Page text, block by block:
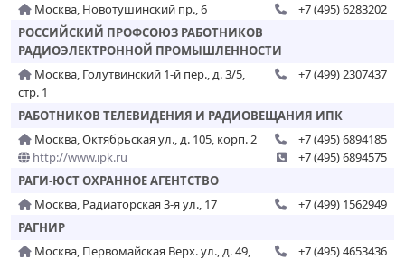
Москва, Новотушинский пр., 6
+7 (495) 6283202
РОССИЙСКИЙ ПРОФСОЮЗ РАБОТНИКОВ
РАДИОЭЛЕКТРОННОЙ ПРОМЫШЛЕННОСТИ
Москва, Голутвинский 1-й пер., д. 3/5,
стр. 1
+7 (499) 2307437
РАБОТНИКОВ ТЕЛЕВИДЕНИЯ И РАДИОВЕЩАНИЯ ИПК
Москва, Октябрьская ул., д. 105, корп. 2
http://www.ipk.ru
+7 (495) 6894185
+7 (495) 6894575
РАГИ-ЮСТ ОХРАННОЕ АГЕНТСТВО
Москва, Радиаторская 3-я ул., 17
+7 (499) 1562949
РАГНИР
Москва, Первомайская Верх. ул., д. 49,
+7 (495) 4653436